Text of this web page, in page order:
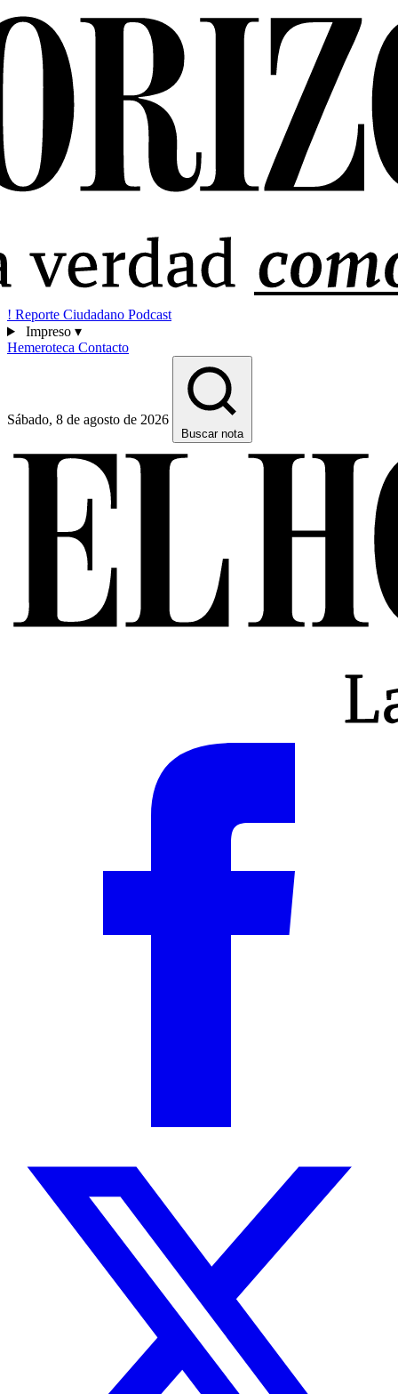
! Reporte Ciudadano Podcast
Impreso ▾
Hemeroteca Contacto
Sábado, 8 de agosto de 2026
Buscar nota